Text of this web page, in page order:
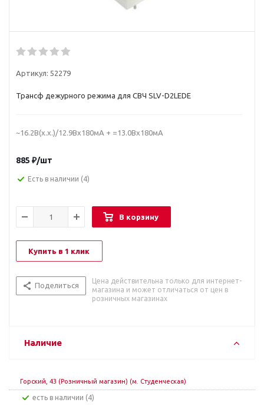
Артикул: 52279
Трансф дежурного режима для СВЧ SLV-D2LEDE
~16.2В(х.х.)/12.9Вx180мА + =13.0Вx180мА
885 ₽/шт
Есть в наличии (4)
В корзину
Купить в 1 клик
Поделиться
Цена действительна только для интернет-
магазина и может отличаться от цен в
розничных магазинах
Наличие
Горский, 43 (Розничный магазин) (м. Студенческая)
Есть в наличии (4)